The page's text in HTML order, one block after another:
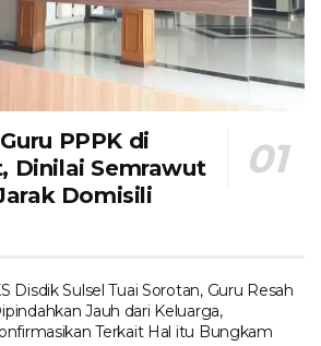
PPPK di
Dinilai Semrawut
Domisili
Disdik Sulsel Tuai Sorotan, Guru Resah
Jauh dari Keluarga,
Terkait Hal itu Bungkam